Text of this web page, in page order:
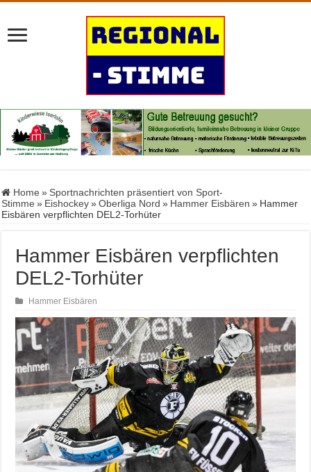
Home » Sportnachrichten präsentiert von Sport-
Stimme » Eishockey » Oberliga Nord » Hammer Eisbären » Hammer
Eisbären verpflichten DEL2-Torhüter
Hammer Eisbären verpflichten
DEL2-Torhüter
Hammer Eisbären